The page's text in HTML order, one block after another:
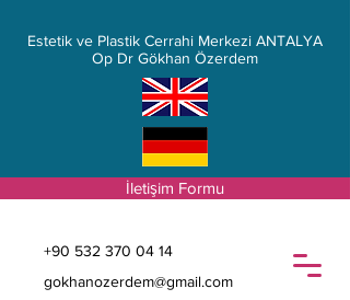
+90 532 370 04 14
gokhanozerdem@gmail.com
İletişim Formu
Estetik ve Plastik Cerrahi Merkezi ANTALYA
Op Dr Gökhan Özerdem